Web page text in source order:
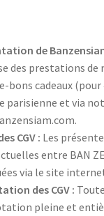
de
des prestations de
bons cadeaux
parisienne et via
CGV : Les
entre BAN
via le site
des CGV :
pleine et